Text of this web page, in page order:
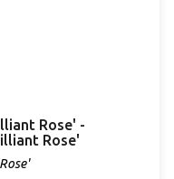
Rose' -
Rose'